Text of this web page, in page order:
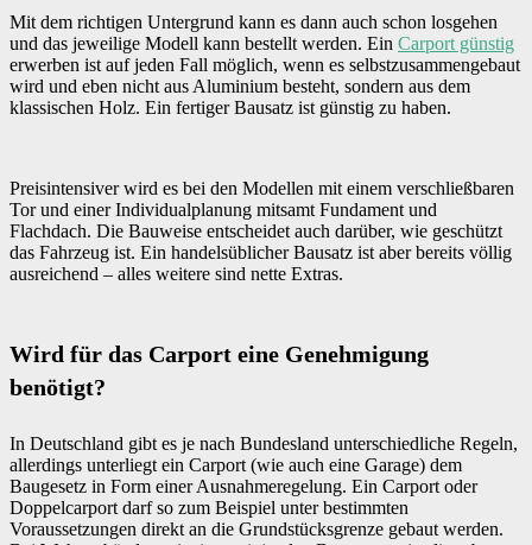
Mit dem richtigen Untergrund kann es dann auch schon losgehen
und das jeweilige Modell kann bestellt werden. Ein Carport günstig
erwerben ist auf jeden Fall möglich, wenn es selbstzusammengebaut
wird und eben nicht aus Aluminium besteht, sondern aus dem
klassischen Holz. Ein fertiger Bausatz ist günstig zu haben.
Preisintensiver wird es bei den Modellen mit einem verschließbaren
Tor und einer Individualplanung mitsamt Fundament und
Flachdach. Die Bauweise entscheidet auch darüber, wie geschützt
das Fahrzeug ist. Ein handelsüblicher Bausatz ist aber bereits völlig
ausreichend – alles weitere sind nette Extras.
Wird für das Carport eine Genehmigung
benötigt?
In Deutschland gibt es je nach Bundesland unterschiedliche Regeln,
allerdings unterliegt ein Carport (wie auch eine Garage) dem
Baugesetz in Form einer Ausnahmeregelung. Ein Carport oder
Doppelcarport darf so zum Beispiel unter bestimmten
Voraussetzungen direkt an die Grundstücksgrenze gebaut werden.